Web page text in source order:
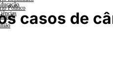
Político
casos de